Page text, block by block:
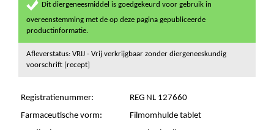
Dit diergeneesmiddel is goedgekeurd voor gebruik in
overeenstemming met de op deze pagina gepubliceerde
productinformatie.
Afleverstatus: VRIJ - Vrij verkrijgbaar zonder diergeneeskundig
voorschrift [recept]
Registratienummer:
REG NL 127660
Farmaceutische vorm:
Filmomhulde tablet